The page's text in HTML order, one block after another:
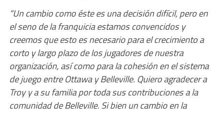
“Un cambio como éste es una decisión difícil, pero en
el seno de la franquicia estamos convencidos y
creemos que esto es necesario para el crecimiento a
corto y largo plazo de los jugadores de nuestra
organización, así como para la cohesión en el sistema
de juego entre Ottawa y Belleville. Quiero agradecer a
Troy y a su familia por toda sus contribuciones a la
comunidad de Belleville. Si bien un cambio en la